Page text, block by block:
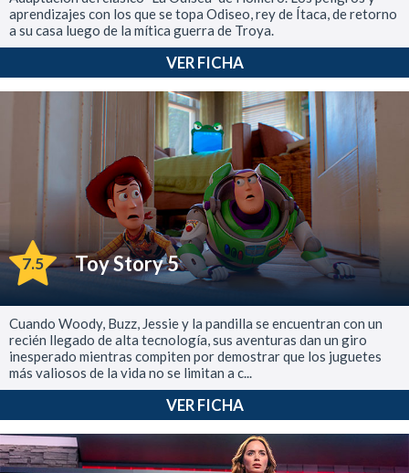
aprendizajes con los que se topa Odiseo, rey de Ítaca, de retorno
a su casa luego de la mítica guerra de Troya.
VER FICHA
7.5 Toy Story 5
Cuando Woody, Buzz, Jessie y la pandilla se encuentran con un
recién llegado de alta tecnología, sus aventuras dan un giro
inesperado mientras compiten por demostrar que los juguetes
más valiosos de la vida no se limitan a c...
VER FICHA